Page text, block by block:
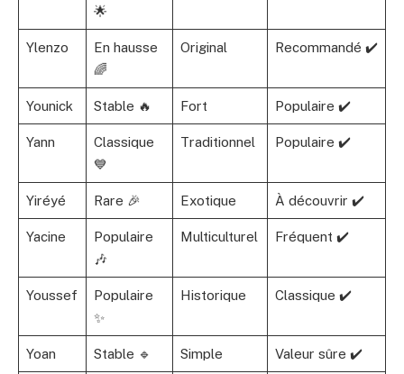
🌟
Ylenzo
En hausse
🌈
Original Recommandé ✔️
Younick Stable 🔥 Fort Populaire ✔️
Yann
Classique
💙
Traditionnel Populaire ✔️
Yiréyé Rare 🎉 Exotique À découvrir ✔️
Yacine
Populaire
🎶
Multiculturel Fréquent ✔️
Youssef
Populaire
✨
Historique Classique ✔️
Yoan Stable 🔹 Simple Valeur sûre ✔️